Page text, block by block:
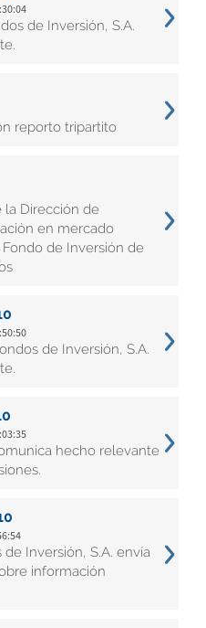
de Inversión, S.A.
reporto tripartito
la Dirección de
en mercado
de Inversión de
de Inversión, S.A.
hecho relevante
Inversión, S.A. envía
información